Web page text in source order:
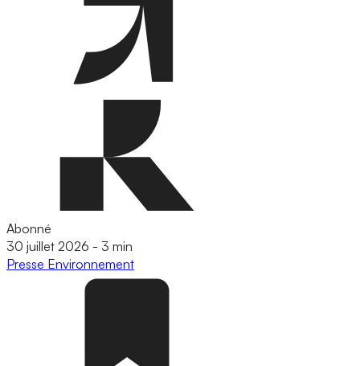
Abonné
30 juillet 2026 - 3 min
Presse Environnement